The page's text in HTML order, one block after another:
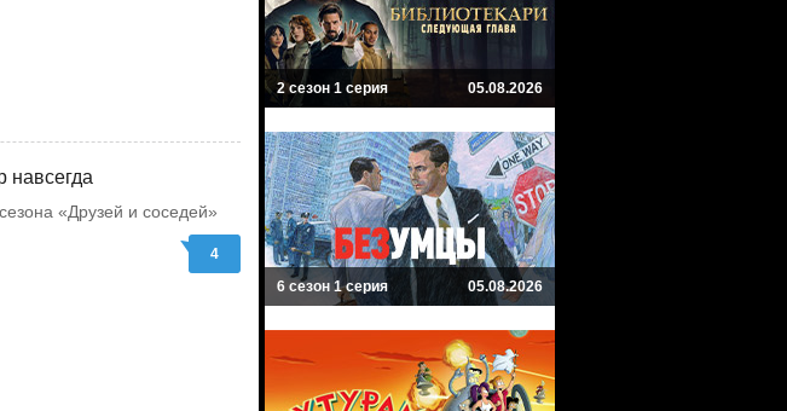
«Друзей и соседей»
4
2 сезон 1 серия 05.08.2026
6 сезон 1 серия 05.08.2026